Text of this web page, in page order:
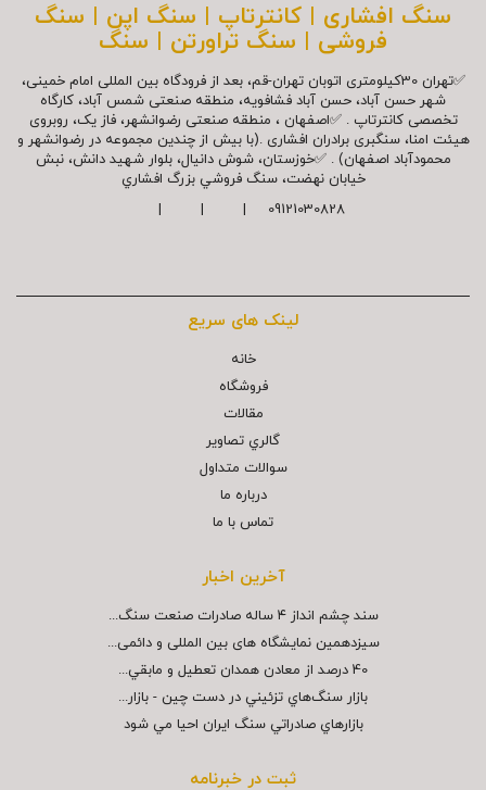
سنگ افشاری | کانترتاپ | سنگ اپن | سنگ
فروشی | سنگ تراورتن | سنگ
✅تهران 30کیلومتری اتوبان تهران-قم، بعد از فرودگاه بین المللی امام خمینی،
شهر حسن آباد، حسن آباد فشافویه، منطقه صنعتی شمس آباد، کارگاه
تخصصی کانترتاپ . ✅اصفهان ، منطقه صنعتی رضوانشهر، فاز یک، روبروی
هیئت امنا، سنگبری برادران افشاری .(با بیش از چندین مجموعه در رضوانشهر و
محمودآباد اصفهان) . ✅خوزستان، شوش دانیال، بلوار شهيد دانش، نبش
خیابان نهضت، سنگ فروشي بزرگ افشاري
09121030828 | | |
لینک های سریع
خانه
فروشگاه
مقالات
گالري تصاوير
سوالات متداول
درباره ما
تماس با ما
آخرین اخبار
سند چشم انداز ۴ ساله صادرات صنعت سنگ...
سیزدهمین نمایشگاه های بین المللی و دائمی...
40 درصد از معادن همدان تعطيل و مابقي...
بازار سنگ‌هاي تزئيني در دست چين - بازار...
بازارهاي صادراتي سنگ ايران احيا مي شود
ثبت در خبرنامه